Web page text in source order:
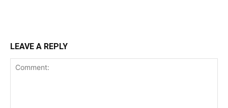
LEAVE A REPLY